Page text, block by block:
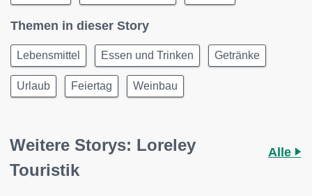
Themen in dieser Story
Lebensmittel Essen und Trinken Getränke
Urlaub Feiertag Weinbau
Weitere Storys: Loreley
Touristik
Alle